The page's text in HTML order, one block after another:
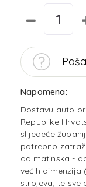
Napomena:
Dostavu auto
Republike
slijedeće
potrebno
dalmatinska -
većih dimenzija
strojeva, te sve